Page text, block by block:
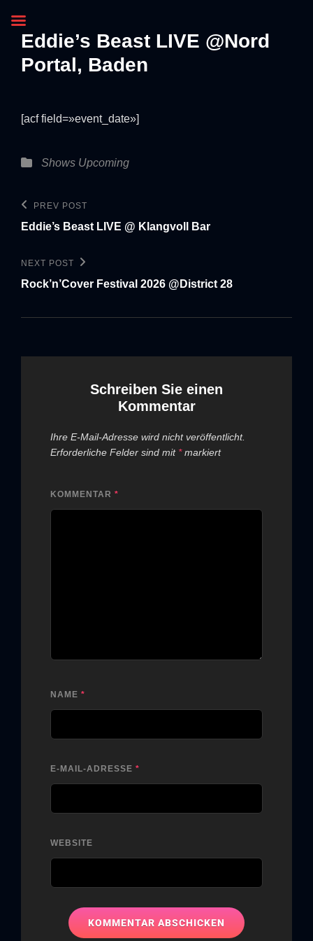
Eddie’s Beast LIVE @Nord
Portal, Baden
[acf field=»event_date»]
Shows Upcoming
PREV POST
Eddie’s Beast LIVE @ Klangvoll Bar
NEXT POST
Rock’n’Cover Festival 2026 @District 28
Schreiben Sie einen
Kommentar
Ihre E-Mail-Adresse wird nicht veröffentlicht.
Erforderliche Felder sind mit *markiert
KOMMENTAR *
NAME *
E-MAIL-ADRESSE *
WEBSITE